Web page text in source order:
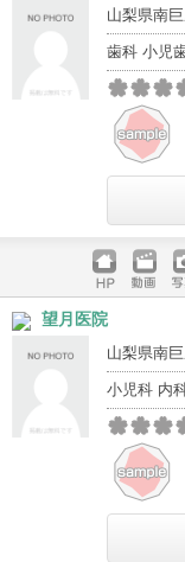
山梨県南
歯科 小児
ホームペ
ージ
動画
望月医院
山梨県南
小児科 内